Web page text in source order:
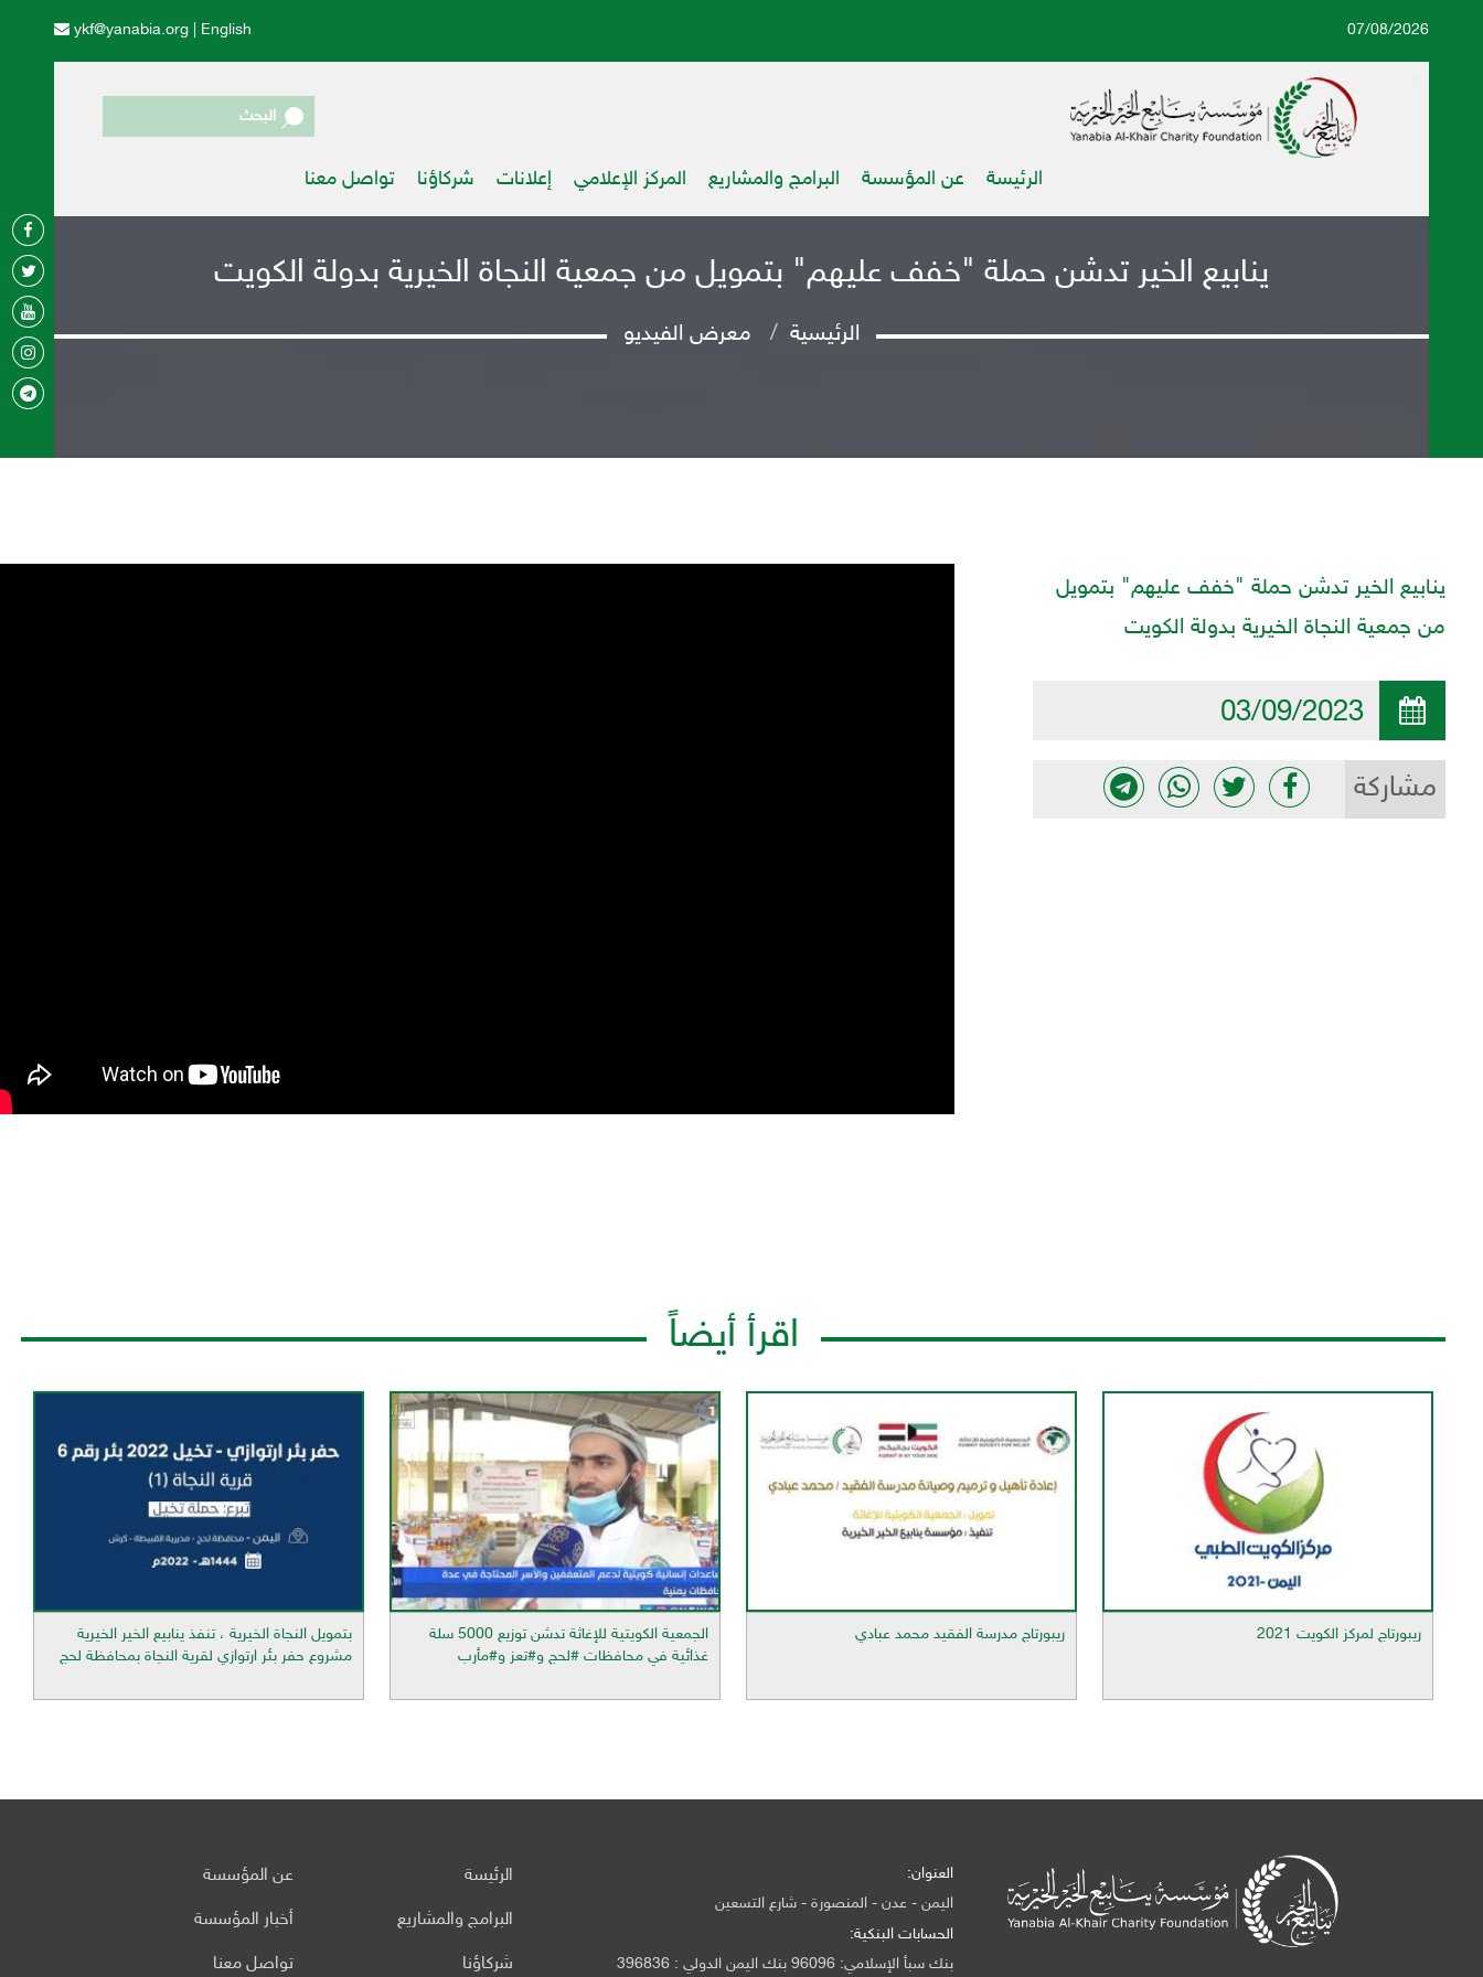
English
ykf@yanabia.org 07/08/2026
البحث
الرئيسة عن المؤسسة البرامج والمشاريع المركز الإعلامي إعلانات شركاؤنا تواصل معنا
ينابيع الخير تدشن حملة "خفف عليهم" بتمويل من جمعية النجاة الخيرية بدولة الكويت
الرئيسية معرض الفيديو
ينابيع الخير تدشن حملة "خفف عليهم" بتمويل
من جمعية النجاة الخيرية بدولة الكويت
03/09/2023
مشاركة
اقرأ أيضاً
ريبورتاج لمركز الكويت 2021 ريبورتاج مدرسة الفقيد محمد عبادي
الجمعية الكويتية للإغاثة تدشن توزيع 5000 سلة
غذائية في محافظات #لحج و#تعز و#مأرب
بتمويل النجاة الخيرية ، تنفذ ينابيع الخير الخيرية
مشروع حفر بئر ارتوازي لقرية النجاة بمحافظة لحج
العنوان:
اليمن - عدن - المنصورة - شارع التسعين
الحسابات البنكية:
بنك سبأ الإسلامي: 96096 بنك اليمن الدولي : 396836
الرئيسة عن المؤسسة
البرامج والمشاريع أخبار المؤسسة
شركاؤنا تواصل معنا